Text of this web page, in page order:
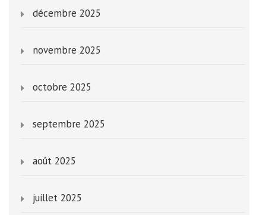
décembre 2025
novembre 2025
octobre 2025
septembre 2025
août 2025
juillet 2025